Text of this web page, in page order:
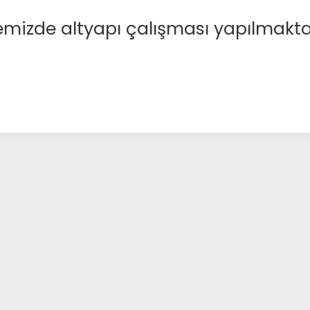
altyapı çalışması